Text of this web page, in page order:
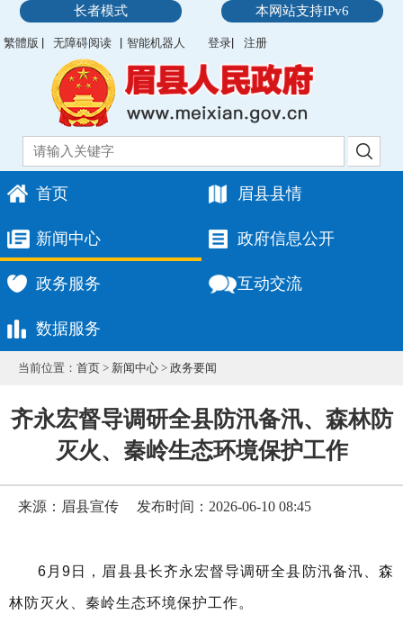
本网站支持IPv6
长者模式
繁體版 无障碍阅读 智能机器人 登录 注册
首页 眉县县情
新闻中心 政府信息公开
政务服务 互动交流
数据服务
当前位置： 首页 > 新闻中心 > 政务要闻
齐永宏督导调研全县防汛备汛、森林防
灭火、秦岭生态环境保护工作
来源：眉县宣传 发布时间：2026-06-10 08:45
6 月9 日，眉县县长齐永宏督导调研全县防汛备汛、森
林防灭火、秦岭生态环境保护工作。